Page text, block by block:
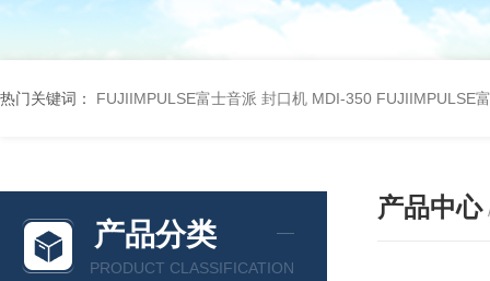
热门关键词： FUJIIMPULSE富士音派 封口机 MDI-350 FUJIIMPULSE
产品分类
PRODUCT CLASSIFICATION
产品中心